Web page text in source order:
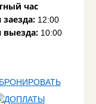
час
12:00
выезда: 10:00